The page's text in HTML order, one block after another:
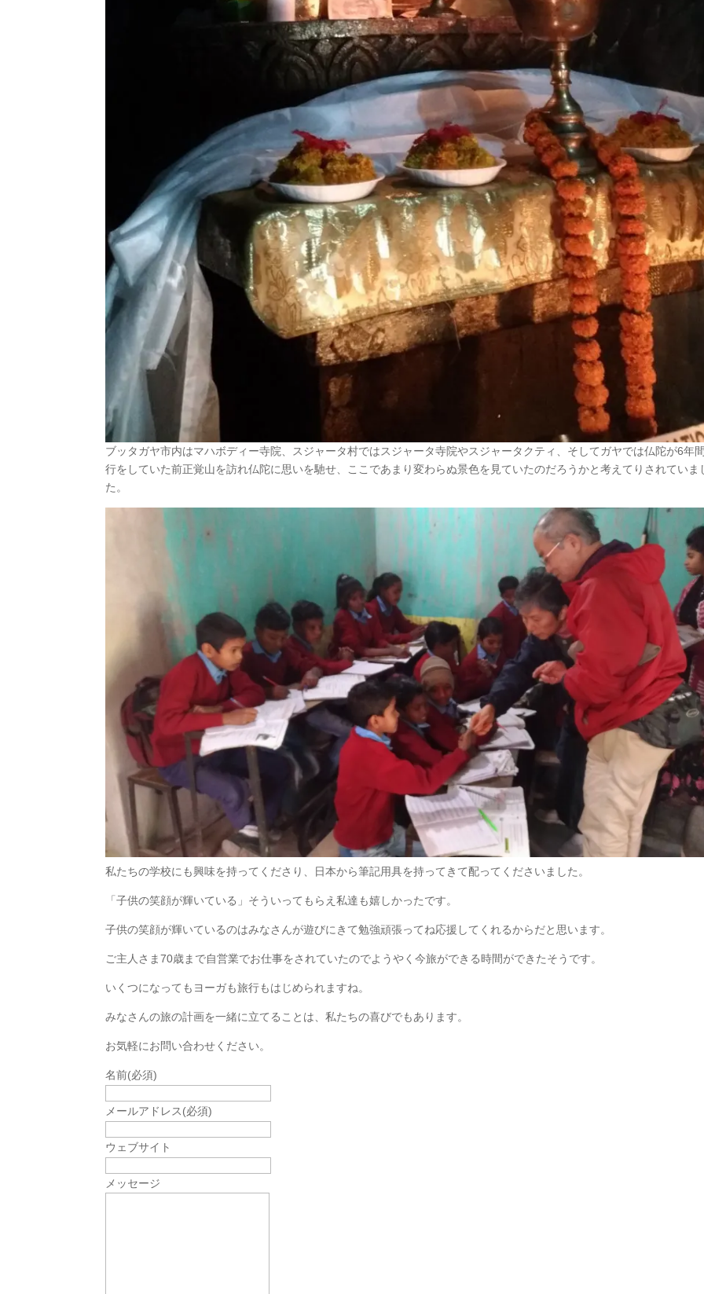
ブッタガヤ市内はマハボディー寺院、スジャータ村ではスジャータ寺院やスジャータクティ、そしてガヤでは仏陀が6年
行をしていた前正覚山を訪れ仏陀に思いを馳せ、ここであまり変わらぬ景色を見ていたのだろうかと考えてりされていま
た。
私たちの学校にも興味を持ってくださり、日本から筆記用具を持ってきて配ってくださいました。
「子供の笑顔が輝いている」そういってもらえ私達も嬉しかったです。
子供の笑顔が輝いているのはみなさんが遊びにきて勉強頑張ってね応援してくれるからだと思います。
ご主人さま70歳まで自営業でお仕事をされていたのでようやく今旅ができる時間ができたそうです。
いくつになってもヨーガも旅行もはじめられますね。
みなさんの旅の計画を一緒に立てることは、私たちの喜びでもあります。
お気軽にお問い合わせください。
名前(必須)
メールアドレス(必須)
ウェブサイト
メッセージ